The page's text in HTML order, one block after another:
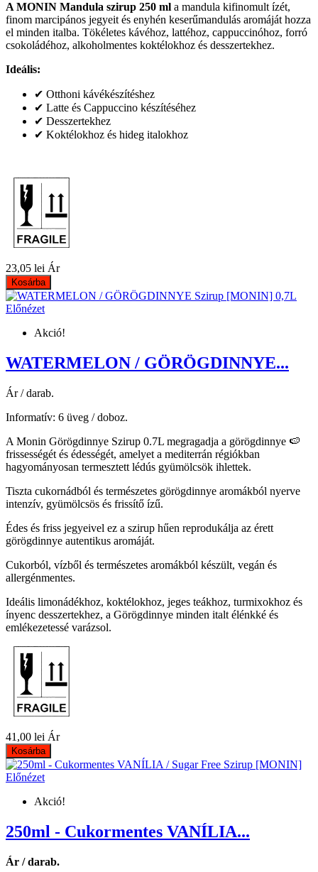
A MONIN Mandula szirup 250 ml a mandula kifinomult ízét,
finom marcipános jegyeit és enyhén keserűmandulás aromáját hozza
el minden italba. Tökéletes kávéhoz, lattéhoz, cappuccinóhoz, forró
csokoládéhoz, alkoholmentes koktélokhoz és desszertekhez.
Ideális:
✔ Otthoni kávékészítéshez
✔ Latte és Cappuccino készítéséhez
✔ Desszertekhez
✔ Koktélokhoz és hideg italokhoz
23,05 lei Ár
Kosárba
Előnézet
Akció!
WATERMELON / GÖRÖGDINNYE...
Ár / darab.
Informatív: 6 üveg / doboz.
A Monin Görögdinnye Szirup 0.7L megragadja a görögdinnye 🍉
frissességét és édességét, amelyet a mediterrán régiókban
hagyományosan termesztett lédús gyümölcsök ihlettek.
Tiszta cukornádból és természetes görögdinnye aromákból nyerve
intenzív, gyümölcsös és frissítő ízű.
Édes és friss jegyeivel ez a szirup hűen reprodukálja az érett
görögdinnye autentikus aromáját.
Cukorból, vízből és természetes aromákból készült, vegán és
allergénmentes.
Ideális limonádékhoz, koktélokhoz, jeges teákhoz, turmixokhoz és
ínyenc desszertekhez, a Görögdinnye minden italt élénkké és
emlékezetessé varázsol.
41,00 lei Ár
Kosárba
Előnézet
Akció!
250ml - Cukormentes VANÍLIA...
Ár / darab.